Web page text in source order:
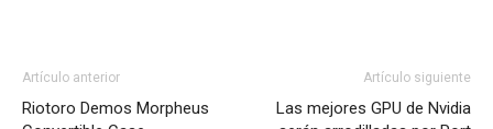
Artículo anterior
Riotoro Demos Morpheus
Artículo siguiente
Las mejores GPU de Nvidia